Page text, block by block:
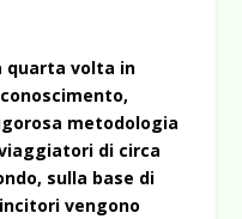
quarta volta in
metodologia
di circa
sulla base di
vengono